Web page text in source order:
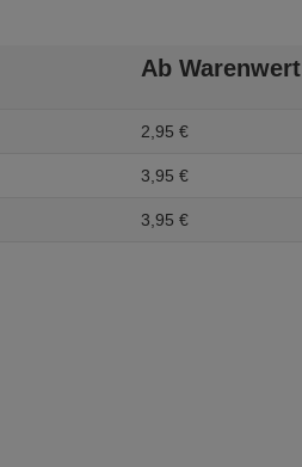
Ab Warenwert
2, 95 €
3, 95 €
3, 95 €